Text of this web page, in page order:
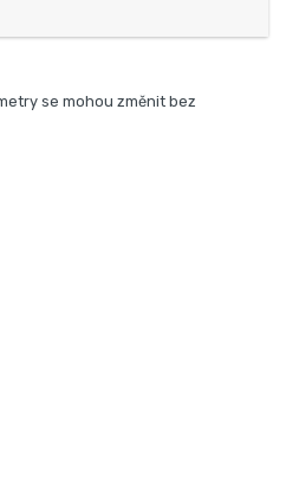
se mohou změnit bez